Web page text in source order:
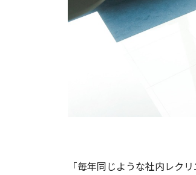
「毎年同じような社内レク